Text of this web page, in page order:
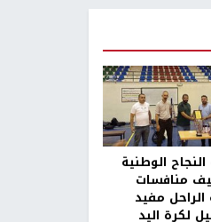
الوطنية
منافسات
مفيد
لكرة اليد